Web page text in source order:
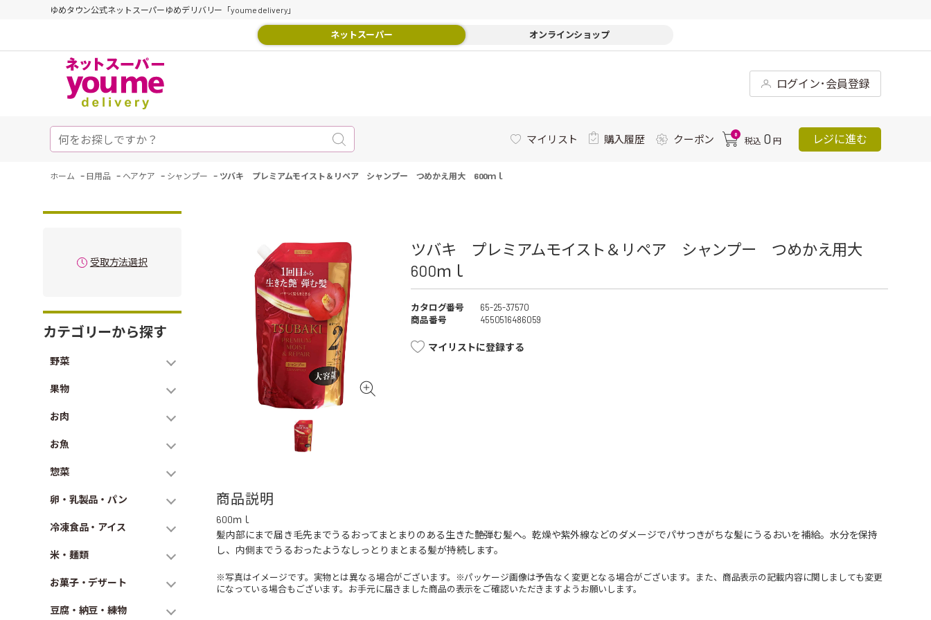
ゆめタウン公式ネットスーパーゆめデリバリー「youme delivery」
ネットスーパー オンラインショップ
ログイン･会員登録
マイリスト 購入履歴 クーポン 0
税込 0 円 レジに進む
ホーム - 日用品 - ヘアケア - シャンプー - ツバキ プレミアムモイスト＆リペア シャンプー つめかえ用大 600ｍｌ
受取方法選択
カテゴリーから探す
野菜
果物
お肉
お魚
惣菜
卵・乳製品・パン
冷凍食品・アイス
米・麺類
お菓子・デザート
豆腐・納豆・練物
ツバキ プレミアムモイスト＆リペア シャンプー つめかえ用大
600ｍｌ
カタログ番号
65-25-37570
商品番号
4550516486059
マイリストに登録する
商品説明
600ｍｌ
髪内部にまで届き毛先までうるおってまとまりのある生きた艶弾む髪へ。乾燥や紫外線などのダメージでパサつきがちな髪にうるおいを補給。水分を保持
し、内側までうるおったようなしっとりまとまる髪が持続します。
※写真はイメージです。実物とは異なる場合がございます。※パッケージ画像は予告なく変更となる場合がございます。また、商品表示の記載内容に関しましても変更
になっている場合もございます。お手元に届きました商品の表示をご確認いただきますようお願いします。